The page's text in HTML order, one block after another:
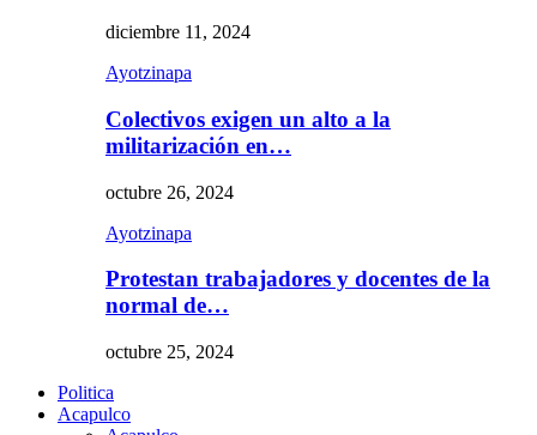
diciembre 11, 2024
Ayotzinapa
Colectivos exigen un alto a la
militarización en…
octubre 26, 2024
Ayotzinapa
Protestan trabajadores y docentes de la
normal de…
octubre 25, 2024
Politica
Acapulco